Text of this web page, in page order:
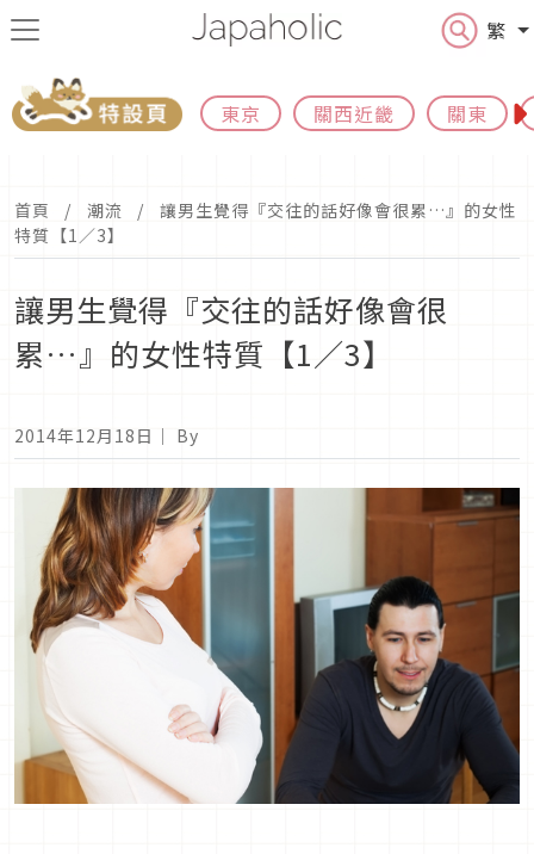
繁
東京 關西近畿 關東
首頁 潮流
讓男生覺得『交往的話好像會很累…』的女性
特質【1／3】
讓男生覺得『交往的話好像會很
累…』的女性特質【1／3】
2014年12月18日 ｜ By